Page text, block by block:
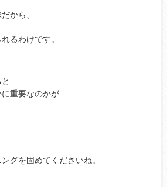
から、
るわけです。
重要なのかが
グを固めてくださいね。